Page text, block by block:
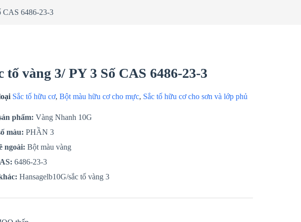
CAS 6486-23-3
tố vàng 3/ PY 3 Số CAS 6486-23-3
Sắc tố hữu cơ, Bột màu hữu cơ cho mực, Sắc tố hữu cơ cho sơn và lớp phủ
phẩm: Vàng Nhanh 10G
màu: PHẦN 3
ngoài: Bột màu vàng
6486-23-3
Hansagelb10G/sắc tố vàng 3